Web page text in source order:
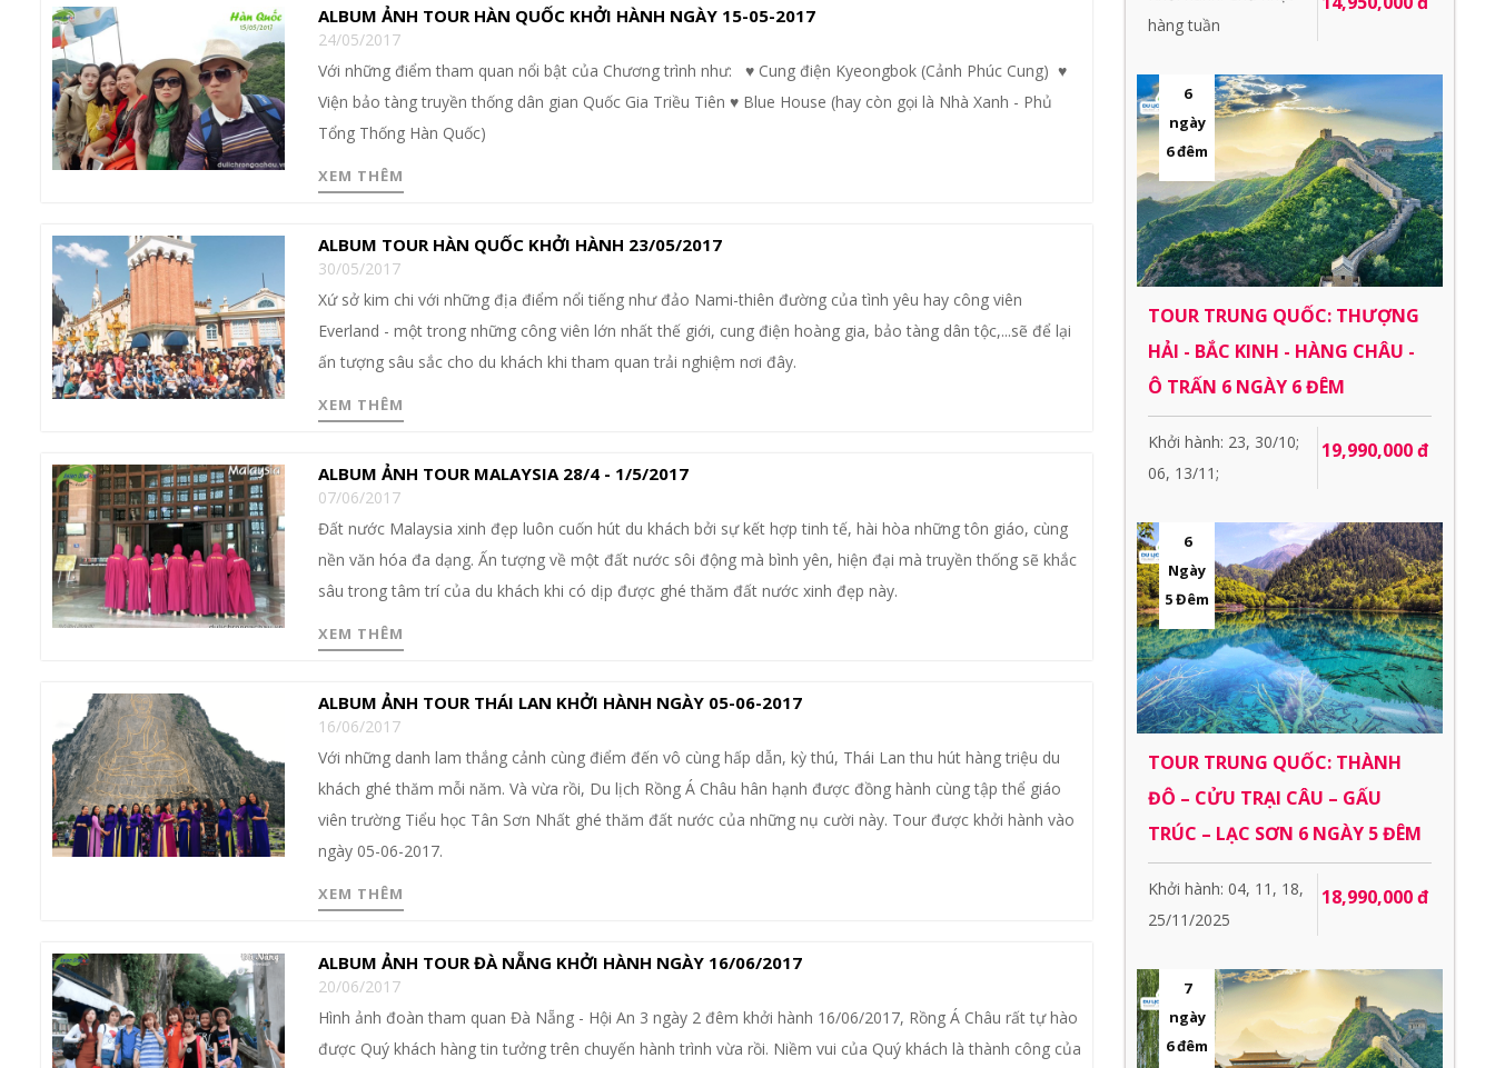
ALBUM ẢNH TOUR HÀN QUỐC KHỞI HÀNH NGÀY 15-05-2017
24/05/2017
Với những điểm tham quan nổi bật của Chương trình như: ♥ Cung điện Kyeongbok (Cảnh Phúc Cung) ♥
Viện bảo tàng truyền thống dân gian Quốc Gia Triều Tiên ♥ Blue House (hay còn gọi là Nhà Xanh - Phủ
Tổng Thống Hàn Quốc)
XEM THÊM
ALBUM TOUR HÀN QUỐC KHỞI HÀNH 23/05/2017
30/05/2017
Xứ sở kim chi với những địa điểm nổi tiếng như đảo Nami-thiên đường của tình yêu hay công viên
Everland - một trong những công viên lớn nhất thế giới, cung điện hoàng gia, bảo tàng dân tộc,...sẽ để lại
ấn tượng sâu sắc cho du khách khi tham quan trải nghiệm nơi đây.
XEM THÊM
ALBUM ẢNH TOUR MALAYSIA 28/4 - 1/5/2017
07/06/2017
Đất nước Malaysia xinh đẹp luôn cuốn hút du khách bởi sự kết hợp tinh tế, hài hòa những tôn giáo, cùng
nền văn hóa đa dạng. Ấn tượng về một đất nước sôi động mà bình yên, hiện đại mà truyền thống sẽ khắc
sâu trong tâm trí của du khách khi có dịp được ghé thăm đất nước xinh đẹp này.
XEM THÊM
ALBUM ẢNH TOUR THÁI LAN KHỞI HÀNH NGÀY 05-06-2017
16/06/2017
Với những danh lam thắng cảnh cùng điểm đến vô cùng hấp dẫn, kỳ thú, Thái Lan thu hút hàng triệu du
khách ghé thăm mỗi năm. Và vừa rồi, Du lịch Rồng Á Châu hân hạnh được đồng hành cùng tập thể giáo
viên trường Tiểu học Tân Sơn Nhất ghé thăm đất nước của những nụ cười này. Tour được khởi hành vào
ngày 05-06-2017.
XEM THÊM
ALBUM ẢNH TOUR ĐÀ NẴNG KHỞI HÀNH NGÀY 16/06/2017
20/06/2017
Hình ảnh đoàn tham quan Đà Nẵng - Hội An 3 ngày 2 đêm khởi hành 16/06/2017, Rồng Á Châu rất tự hào
được Quý khách hàng tin tưởng trên chuyến hành trình vừa rồi. Niềm vui của Quý khách là thành công của
hàng tuần
6
ngày
6 đêm
TOUR TRUNG QUỐC: THƯỢNG
HẢI - BẮC KINH - HÀNG CHÂU -
Ô TRẤN 6 NGÀY 6 ĐÊM
Khởi hành: 23, 30/10;
06, 13/11;
19,990,000 đ
6
Ngày
5 Đêm
TOUR TRUNG QUỐC: THÀNH
ĐÔ – CỬU TRẠI CÂU – GẤU
TRÚC – LẠC SƠN 6 NGÀY 5 ĐÊM
Khởi hành: 04, 11, 18,
25/11/2025
18,990,000 đ
7
ngày
6 đêm